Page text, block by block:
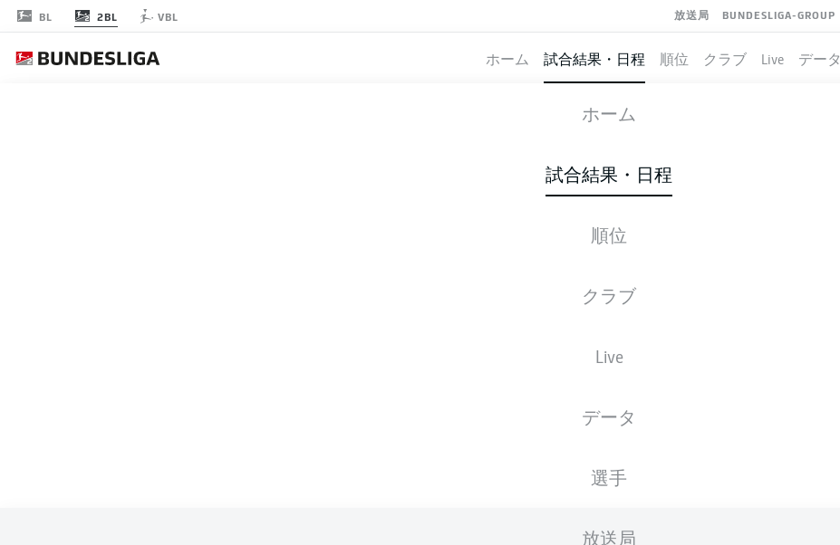
BL 2BL VBL 放送局 BUNDESLIGA-GROUP
ホーム 試合結果・日程 順位 クラブ Live データ
ホーム
試合結果・日程
順位
クラブ
Live
データ
選手
放送局
WOLFSBURG HERTHA BERLIN
スターティングメンバー
スターティングメンバーは試合開始の 60分前に公開されます